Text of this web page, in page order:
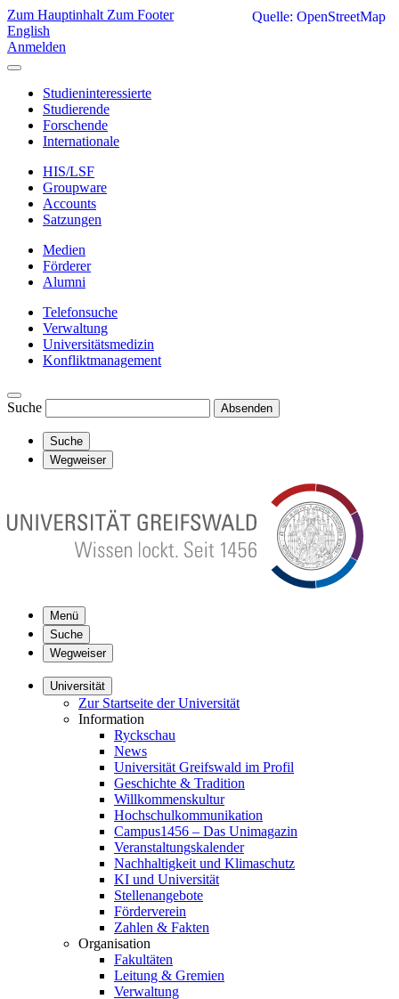
Zum Hauptinhalt Zum Footer
English
Anmelden
Studieninteressierte
Studierende
Forschende
Internationale
HIS/LSF
Groupware
Accounts
Satzungen
Medien
Förderer
Alumni
Telefonsuche
Verwaltung
Universitätsmedizin
Konfliktmanagement
Suche Absenden
Suche
Wegweiser
Menü
Suche
Wegweiser
Universität
Zur Startseite der Universität
Information
Ryckschau
News
Universität Greifswald im Profil
Geschichte & Tradition
Willkommenskultur
Hochschulkommunikation
Campus1456 – Das Unimagazin
Veranstaltungskalender
Nachhaltigkeit und Klimaschutz
KI und Universität
Stellenangebote
Förderverein
Zahlen & Fakten
Organisation
Fakultäten
Leitung & Gremien
Verwaltung
Quelle: OpenStreetMap